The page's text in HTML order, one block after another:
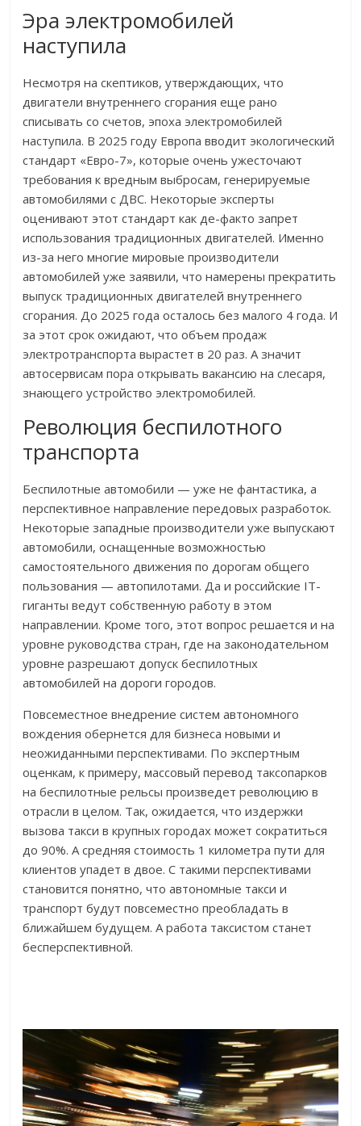
Эра электромобилей
наступила
Несмотря на скептиков, утверждающих, что
двигатели внутреннего сгорания еще рано
списывать со счетов, эпоха электромобилей
наступила. В 2025 году Европа вводит экологический
стандарт «Евро-7», которые очень ужесточают
требования к вредным выбросам, генерируемые
автомобилями с ДВС. Некоторые эксперты
оценивают этот стандарт как де-факто запрет
использования традиционных двигателей. Именно
из-за него многие мировые производители
автомобилей уже заявили, что намерены прекратить
выпуск традиционных двигателей внутреннего
сгорания. До 2025 года осталось без малого 4 года. И
за этот срок ожидают, что объем продаж
электротранспорта вырастет в 20 раз. А значит
автосервисам пора открывать вакансию на слесаря,
знающего устройство электромобилей.
Революция беспилотного
транспорта
Беспилотные автомобили — уже не фантастика, а
перспективное направление передовых разработок.
Некоторые западные производители уже выпускают
автомобили, оснащенные возможностью
самостоятельного движения по дорогам общего
пользования — автопилотами. Да и российские IT-
гиганты ведут собственную работу в этом
направлении. Кроме того, этот вопрос решается и на
уровне руководства стран, где на законодательном
уровне разрешают допуск беспилотных
автомобилей на дороги городов.
Повсеместное внедрение систем автономного
вождения обернется для бизнеса новыми и
неожиданными перспективами. По экспертным
оценкам, к примеру, массовый перевод таксопарков
на беспилотные рельсы произведет революцию в
отрасли в целом. Так, ожидается, что издержки
вызова такси в крупных городах может сократиться
до 90%. А средняя стоимость 1 километра пути для
клиентов упадет в двое. С такими перспективами
становится понятно, что автономные такси и
транспорт будут повсеместно преобладать в
ближайшем будущем. А работа таксистом станет
бесперспективной.